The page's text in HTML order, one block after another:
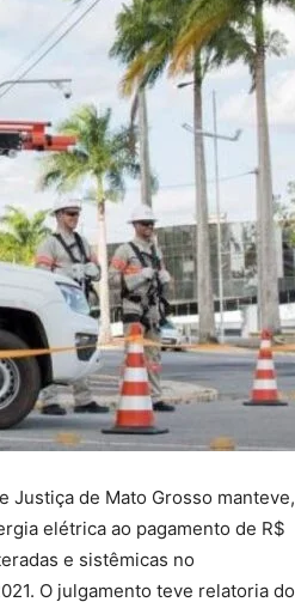
Justiça de Mato Grosso manteve,
elétrica ao pagamento de R$
e sistêmicas no
O julgamento teve relatoria do